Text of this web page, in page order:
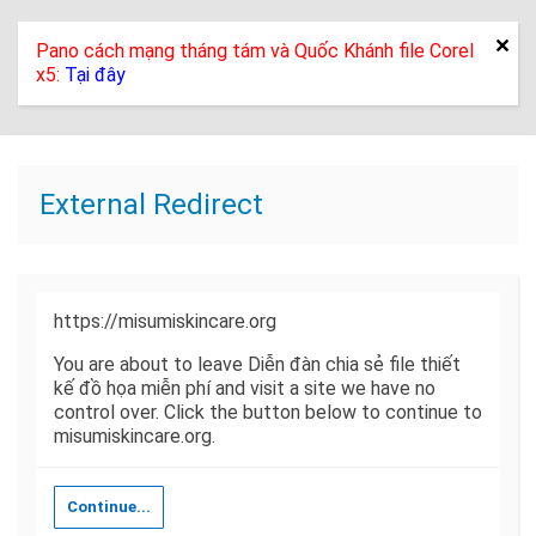
Pano cách mạng tháng tám và Quốc Khánh file Corel
x5: Tại đây
External Redirect
https://misumiskincare.org
You are about to leave Diễn đàn chia sẻ file thiết
kế đồ họa miễn phí and visit a site we have no
control over. Click the button below to continue to
misumiskincare.org.
Continue...